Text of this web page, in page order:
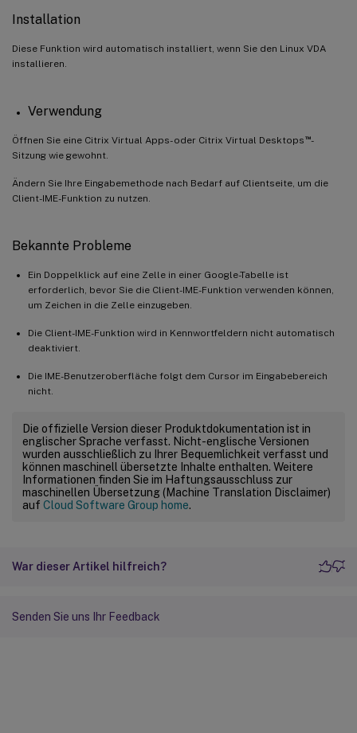
Installation
Diese Funktion wird automatisch installiert, wenn Sie den Linux VDA
installieren.
Verwendung
Öffnen Sie eine Citrix Virtual Apps- oder Citrix Virtual Desktops ™-
Sitzung wie gewohnt.
Ändern Sie Ihre Eingabemethode nach Bedarf auf Clientseite, um die
Client-IME-Funktion zu nutzen.
Bekannte Probleme
Ein Doppelklick auf eine Zelle in einer Google-Tabelle ist
erforderlich, bevor Sie die Client-IME-Funktion verwenden können,
um Zeichen in die Zelle einzugeben.
Die Client-IME-Funktion wird in Kennwortfeldern nicht automatisch
deaktiviert.
Die IME-Benutzeroberfläche folgt dem Cursor im Eingabebereich
nicht.
Die offizielle Version dieser Produktdokumentation ist in
englischer Sprache verfasst. Nicht-englische Versionen
wurden ausschließlich zu Ihrer Bequemlichkeit verfasst und
können maschinell übersetzte Inhalte enthalten. Weitere
Informationen finden Sie im Haftungsausschluss zur
maschinellen Übersetzung (Machine Translation Disclaimer)
auf Cloud Software Group home.
War dieser Artikel hilfreich?
Senden Sie uns Ihr Feedback